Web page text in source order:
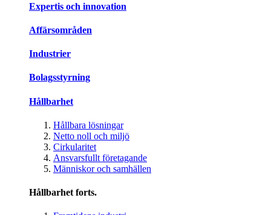
Expertis och innovation
Affärsområden
Industrier
Bolagsstyrning
Hållbarhet
Hållbara lösningar
Netto noll och miljö
Cirkularitet
Ansvarsfullt företagande
Människor och samhällen
Hållbarhet forts.